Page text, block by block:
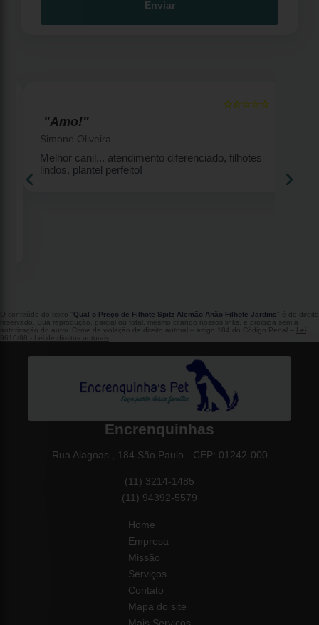
Enviar
☆☆☆☆☆
"Amo!"
Simone Oliveira
Melhor canil... atendimento diferenciado, filhotes
lindos, plantel perfeito!
‹ ›
O conteúdo do texto " Qual o Preço de Filhote Spitz Alemão Anão Filhote Jardins " é de direito
reservado. Sua reprodução, parcial ou total, mesmo citando nossos links, é proibida sem a
autorização do autor. Crime de violação de direito autoral – artigo 184 do Código Penal –
Lei
9610/98 - Lei de direitos autorais .
Encrenquinhas
Rua Alagoas , 184 São Paulo - CEP: 01242-000
(11) 3214-1485
(11) 94392-5579
Home
Empresa
Missão
Serviços
Contato
Mapa do site